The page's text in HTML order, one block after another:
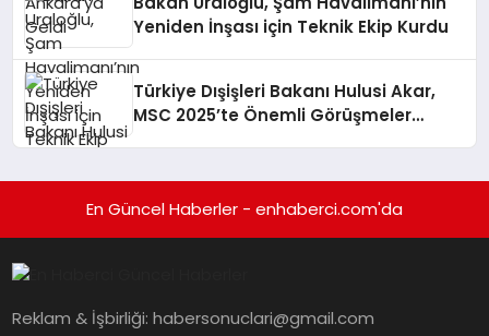
Yeniden İnşası için Teknik Ekip Kurdu
Türkiye Dışişleri Bakanı Hulusi Akar,
MSC 2025’te Önemli Görüşmeler
En Güncel Haberler - enhaberci.com'da
Reklam & İşbirliği:habersonuclari@gmail.com